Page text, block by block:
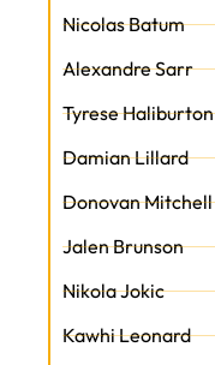
Nicolas Batum
Alexandre Sarr
Tyrese Haliburton
Damian Lillard
Donovan Mitchell
Jalen Brunson
Nikola Jokic
Kawhi Leonard